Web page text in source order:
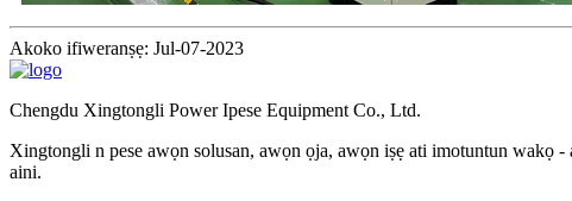
Akoko ifiweranṣẹ: Jul-07-2023
Chengdu Xingtongli Power Ipese Equipment Co., Ltd.
Xingtongli n pese awọn solusan, awọn ọja, awọn iṣẹ ati imotuntun wakọ
aini.